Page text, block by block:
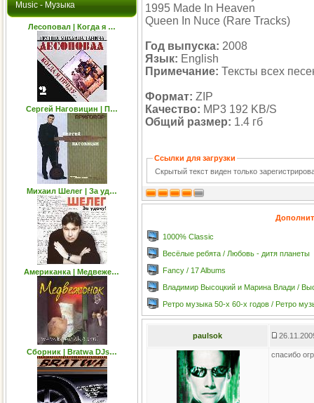
Music - Музыка
Лесоповал | Когда я …
Сергей Наговицин | П…
Михаил Шелег | За уд…
Американка | Медвеже…
Сборник | Bratwa DJs…
1995 Made In Heaven
Queen In Nuce (Rare Tracks)
Год выпуска: 2008
Язык: English
Примечание: Тексты всех
Формат: ZIP
Качество: MP3 192 KB/S
Общий размер: 1.4 гб
Ссылки для загрузки
Скрытый текст виден только
1000% Classic
Весёлые ребята / Любовь - дитя планеты
Fancy / 17 Albums
Владимир Высоцкий и Марина Влади /
Ретро музыка 50-х 60-х годов / Ретро
paulsok
спасибо